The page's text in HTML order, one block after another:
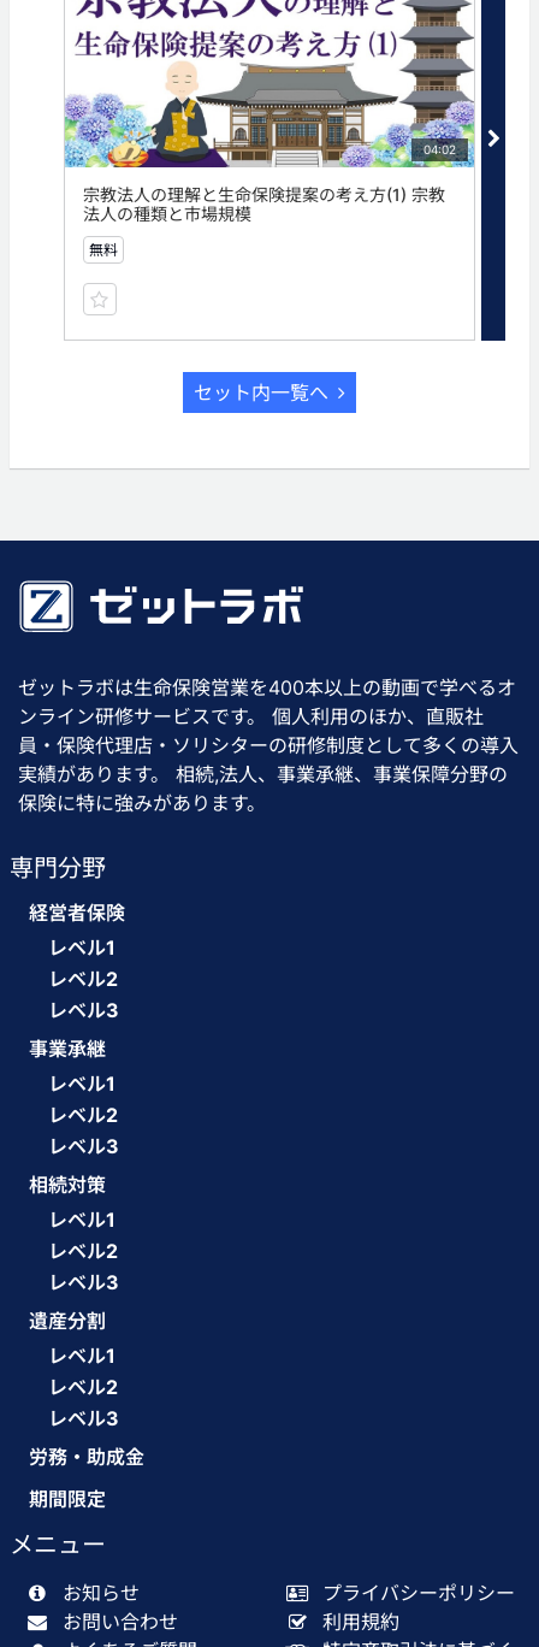
04:02
宗教法人の理解と生命保険提案の考え方(1) 宗教
法人の種類と市場規模
無料
セット内一覧へ
ゼットラボは生命保険営業を400本以上の動画で学べるオ
ンライン研修サービスです。 個人利用のほか、直販社
員・保険代理店・ソリシターの研修制度として多くの導入
実績があります。 相続,法人、事業承継、事業保障分野の
保険に特に強みがあります。
専門分野
経営者保険
レベル1
レベル2
レベル3
事業承継
レベル1
レベル2
レベル3
相続対策
レベル1
レベル2
レベル3
遺産分割
レベル1
レベル2
レベル3
労務・助成金
期間限定
メニュー
お知らせ
お問い合わせ
プライバシーポリシー
利用規約